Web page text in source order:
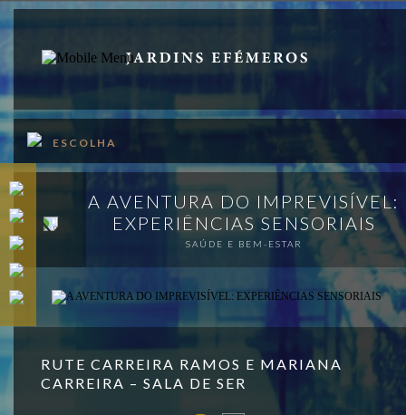
SOBRE
APOIOS
VISITAR
PUBLICAÇÕES
MAPA
ESCOLHA
A AVENTURA DO IMPREVISÍVEL:
EXPERIÊNCIAS SENSORIAIS
SAÚDE E BEM-ESTAR
RUTE CARREIRA RAMOS E MARIANA
CARREIRA – SALA DE SER